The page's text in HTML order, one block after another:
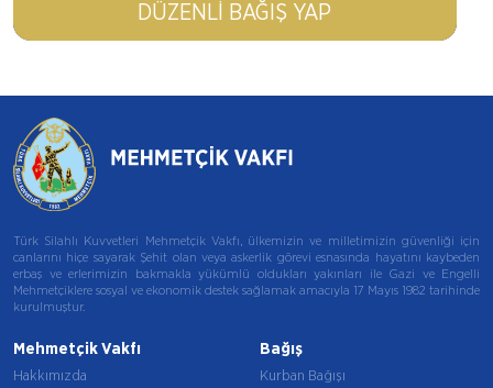
DÜZENLI BAĞIŞ YAP
Türk Silahlı Kuvvetleri Mehmetçik Vakfı, ülkemizin ve milletimizin güvenliği için
canlarını hiçe sayarak Şehit olan veya askerlik görevi esnasında hayatını kaybeden
erbaş ve erlerimizin bakmakla yükümlü oldukları yakınları ile Gazi ve Engelli
Mehmetçiklere sosyal ve ekonomik destek sağlamak amacıyla 17 Mayıs 1982 tarihinde
kurulmuştur.
Mehmetçik Vakfı
Hakkımızda
Bağış
Kurban Bağışı